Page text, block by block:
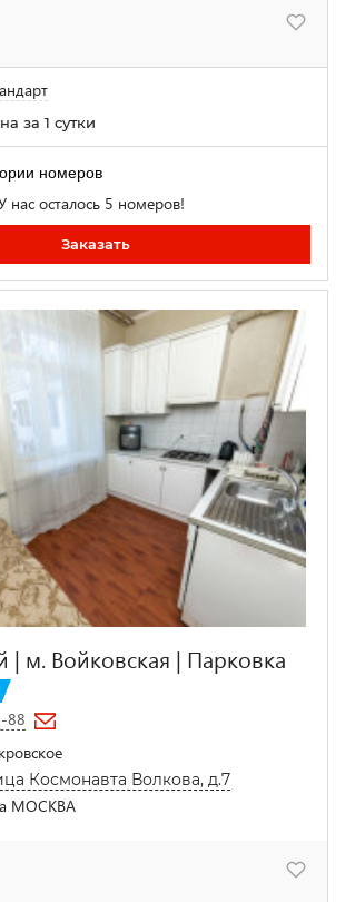
за 1 сутки
номеров
нас осталось 5 номеров!
Заказать
| м. Войковская | Парковка
88
Космонавта Волкова, д.7
МОСКВА